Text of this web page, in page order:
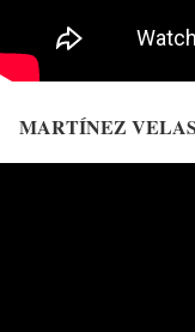
MARTÍNEZ